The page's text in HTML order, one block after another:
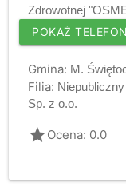
Zdrowotnej
POKAŻ TELEFON
Gmina: M.
Filia:
Sp. z o.o.
gradeOcena: 0.0